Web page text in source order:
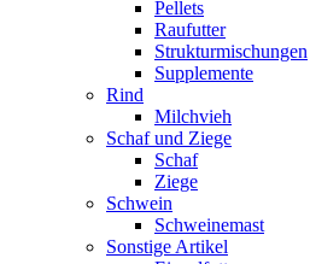
Pellets
Raufutter
Strukturmischungen
Supplemente
Rind
Milchvieh
Schaf und Ziege
Schaf
Ziege
Schwein
Schweinemast
Sonstige Artikel